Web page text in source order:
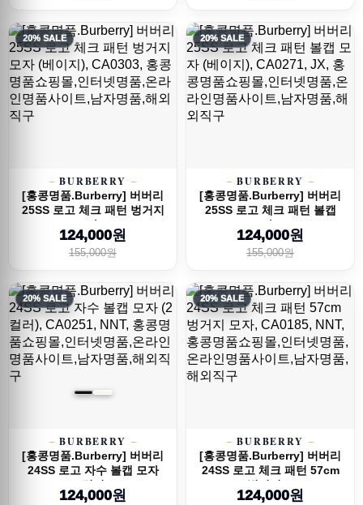
20% SALE
BURBERRY
[홍콩명품.Burberry] 버버리
25SS 로고 체크 패턴 벙거지
모자 ...
124,000원
155,000원
20% SALE
BURBERRY
[홍콩명품.Burberry] 버버리
25SS 로고 체크 패턴 볼캡
모자 (...
124,000원
155,000원
20% SALE
BURBERRY
[홍콩명품.Burberry] 버버리
24SS 로고 자수 볼캡 모자
(2컬러...
124,000원
20% SALE
BURBERRY
[홍콩명품.Burberry] 버버리
24SS 로고 체크 패턴 57cm
벙거지 ...
124,000원